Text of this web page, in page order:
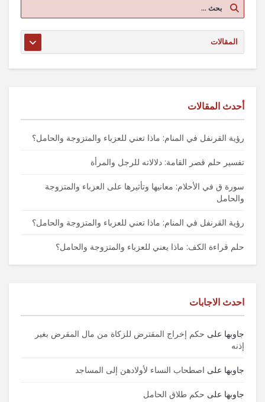
أحدث المقالات
رؤية القرنفل في المنام: ماذا تعني للعزباء والمتزوجة والحامل؟
تفسير حلم قصر القامة: دلالاته للرجل والمرأة
سورة ق في الأحلام: معانيها وتأثيرها على العزباء والمتزوجة
والحامل
رؤية القرنفل في المنام: ماذا تعني للعزباء والمتزوجة والحامل؟
حلم قراءة الكف: ماذا يعني للعزباء والمتزوجة والحامل؟
احدث الاجابات
جاوبها على حكم إخراج المقترض للزكاة من مال المقرض بغير
إذنه
جاوبها على اصطحاب النساء لأولادهن إلى المساجد
جاوبها على حكم طلاق الحامل